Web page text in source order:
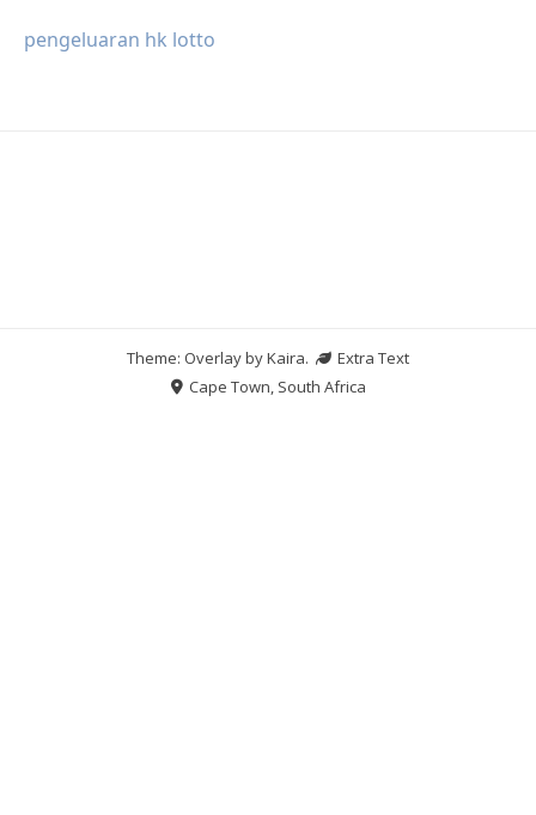
pengeluaran hk lotto
Theme: Overlay byKaira.
Extra Text
Cape Town, South Africa